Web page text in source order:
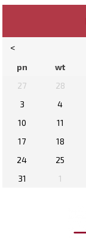
<
pn wt
27
28
3
4
10
11
17
18
24
25
31
1